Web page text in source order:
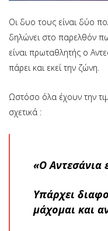
Οι δυο τους είναι δύο
δηλώνει στο παρελθόν
είναι πρωταθλητής ο
πάρει και εκεί την ζώνη.
Ωστόσο όλα έχουν την
σχετικά :
«Ο Αντεσάνια
Υπάρχει
μάχομαι και